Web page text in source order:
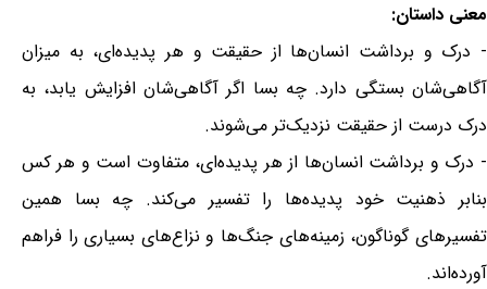
معنی داستان:
- درک و برداشت انسان‌ها از حقیقت و هر پدیده‌ای، به میزان
آگاهی‌شان بستگی دارد. چه بسا اگر آگاهی‌شان افزایش یابد، به
درک درست از حقیقت نزدیک‌تر می‌شوند.
- درک و برداشت انسان‌ها از هر پدیده‌ای، متفاوت است و هر کس
بنابر ذهنیت خود پدیده‌ها را تفسیر می‌کند. چه بسا همین
تفسیرهای گوناگون، زمینه‌های جنگ‌ها و نزاع‌های بسیاری را فراهم
آورده‌اند.